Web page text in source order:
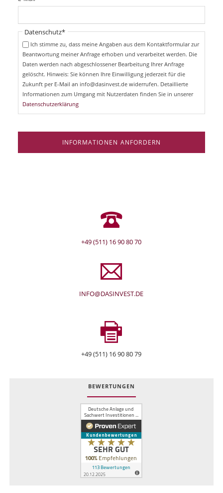
c
t
f
f
i
Pflichtfeld
Datenschutz*
Ich stimme zu, dass meine Angaben aus dem Kontaktformular zur
Beantwortung meiner Anfrage erhoben und verarbeitet werden. Die
Daten werden nach abgeschlossener Bearbeitung Ihrer Anfrage
gelöscht. Hinweis: Sie können Ihre Einwilligung jederzeit für die
Zukunft per E-Mail an info@dasinvest.de widerrufen. Detaillierte
Informationen zum Umgang mit Nutzerdaten finden Sie in unserer
Datenschutzerklärung
INFORMATIONEN ANFORDERN
+49 (511) 16 90 80 70
INFO@DASINVEST.DE
+49 (511) 16 90 80 79
BEWERTUNGEN